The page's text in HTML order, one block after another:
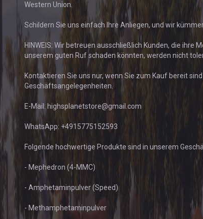
Western Union.
Schildern Sie uns einfach Ihre Anliegen, und wir
HINWEIS: Wir betreuen ausschließlich Kunden, die
unserem guten Ruf schaden könnten, werden nicht
Kontaktieren Sie uns nur, wenn Sie zum Kauf bereit
Geschäftsangelegenheiten.
E-Mail: highsplanetstore@gmail.com
WhatsApp: +4915775152593
Folgende hochwertige Produkte sind in unserem
- Mephedron (4-MMC)
- Amphetaminpulver (Speed)
- Methamphetaminpulver